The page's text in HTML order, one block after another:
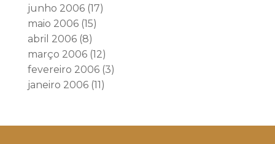
junho 2006(17)
maio 2006(15)
abril 2006(8)
março 2006(12)
fevereiro 2006(3)
janeiro 2006(11)